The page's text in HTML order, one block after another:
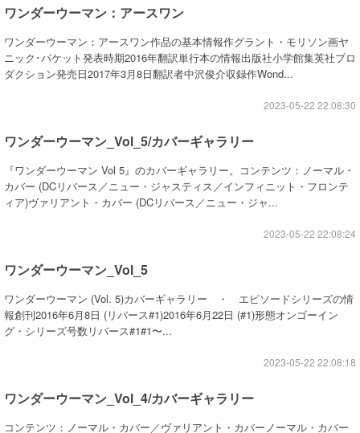
ワンダーウーマン：アースワン
ワンダーウーマン：アースワン作品の基本情報作グラント・モリソン画ヤ
ニック･パケット発表時期2016年翻訳単行本の情報出版社小学館集英社プロ
ダクション発売日2017年3月8日翻訳者中沢俊介収録作Wond...
2023-05-22 22:08:30
ワンダーウーマン_Vol_5/カバーギャラリー
『ワンダーウーマン Vol 5』のカバーギャラリー。コンテンツ：ノーマル・
カバー (DCリバース／ニュー・ジャスティス／インフィニット・フロンテ
ィア)ヴァリアント・カバー (DCリバース／ニュー・ジャ...
2023-05-22 22:08:24
ワンダーウーマン_Vol_5
ワンダーウーマン (Vol. 5)カバーギャラリー ・ エピソードシリーズの情
報創刊2016年6月8日 (リバース#1)2016年6月22日 (#1)形態オンゴーイン
グ・シリーズ号数リバース#1#1〜...
2023-05-22 22:08:18
ワンダーウーマン_Vol_4/カバーギャラリー
コンテンツ：ノーマル・カバー／ヴァリアント・カバーノーマル・カバー